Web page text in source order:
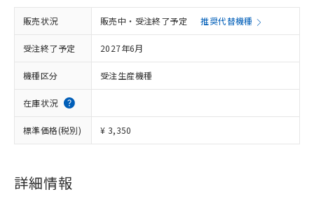
販売状況 販売中・受注終了予定 推奨代替機種
受注終了予定 2027年6月
機種区分 受注生産機種
在庫状況
標準価格(税別) ¥ 3,350
詳細情報